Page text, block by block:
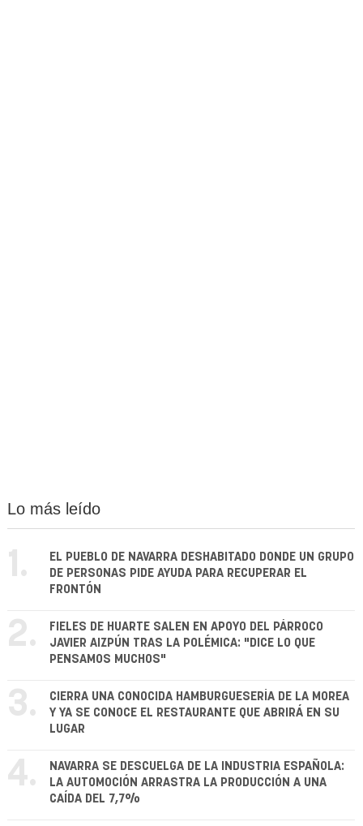
Lo más leído
1.
EL PUEBLO DE NAVARRA DESHABITADO DONDE UN GRUPO
DE PERSONAS PIDE AYUDA PARA RECUPERAR EL
FRONTÓN
2.
FIELES DE HUARTE SALEN EN APOYO DEL PÁRROCO
JAVIER AIZPÚN TRAS LA POLÉMICA: "DICE LO QUE
PENSAMOS MUCHOS"
3.
CIERRA UNA CONOCIDA HAMBURGUESERÍA DE LA MOREA
Y YA SE CONOCE EL RESTAURANTE QUE ABRIRÁ EN SU
LUGAR
4.
NAVARRA SE DESCUELGA DE LA INDUSTRIA ESPAÑOLA:
LA AUTOMOCIÓN ARRASTRA LA PRODUCCIÓN A UNA
CAÍDA DEL 7,7%